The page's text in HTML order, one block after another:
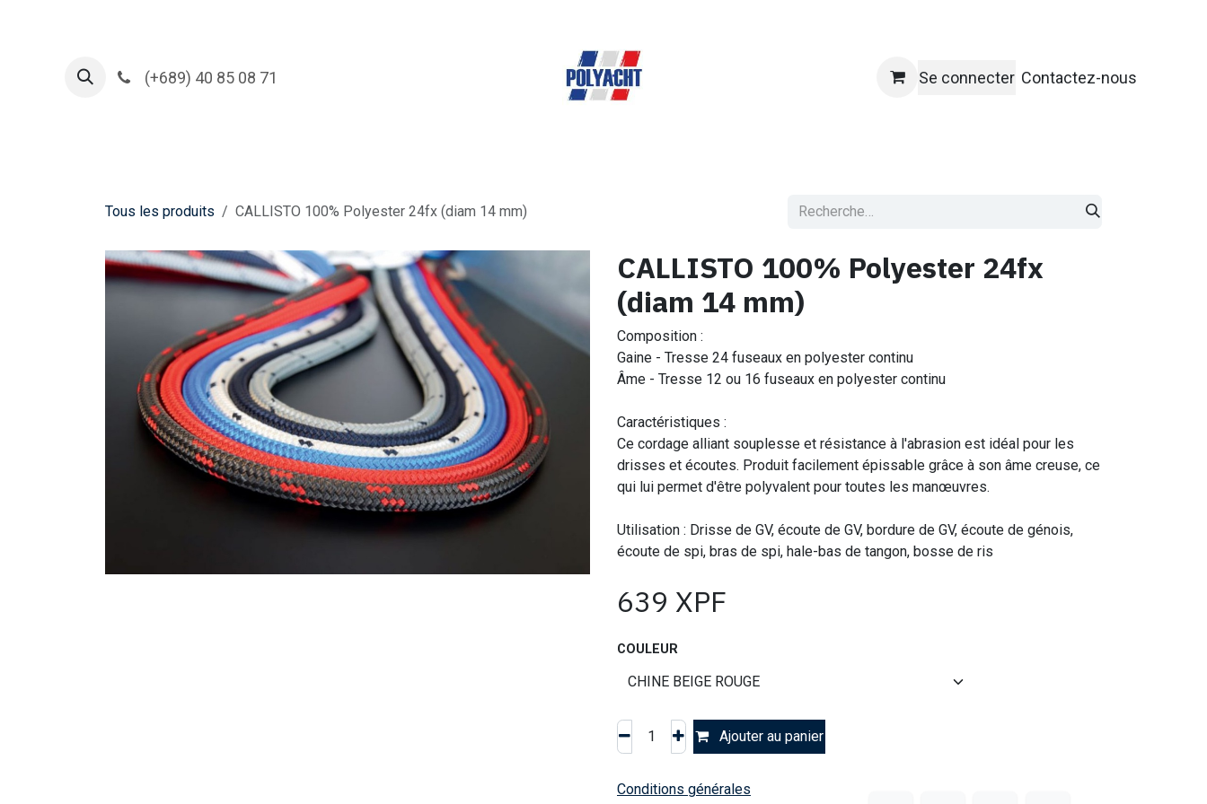
(+689) 40 85 08 71 Se connecter Contactez-nous
Tous les produits CALLISTO 100% Polyester 24fx (diam 14 mm)
CALLISTO 100% Polyester 24fx
(diam 14 mm)
Composition :
Gaine - Tresse 24 fuseaux en polyester continu
Âme - Tresse 12 ou 16 fuseaux en polyester continu
Caractéristiques :
Ce cordage alliant souplesse et résistance à l'abrasion est idéal pour les
drisses et écoutes. Produit facilement épissable grâce à son âme creuse, ce
qui lui permet d'être polyvalent pour toutes les manœuvres.
Utilisation : Drisse de GV, écoute de GV, bordure de GV, écoute de génois,
écoute de spi, bras de spi, hale-bas de tangon, bosse de ris
639 XPF
COULEUR
Ajouter au panier
Conditions générales